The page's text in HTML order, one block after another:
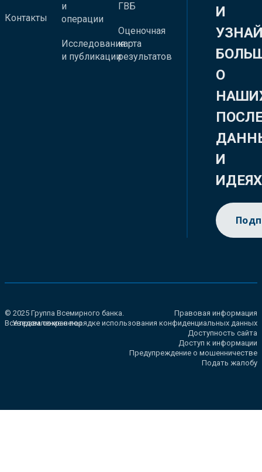
Контакты
и
операции
Исследования
и публикации
ГВБ
Оценочная
карта
результатов
И
О
И
ИДЕЯХ
© 2025 Группа Всемирного банка.
Все права сохранены.
Правовая информация
Уведомление о порядке использования конфиденциальных данных
Доступность сайта
Доступ к информации
Предупреждение о мошенничестве
Подать жалобу